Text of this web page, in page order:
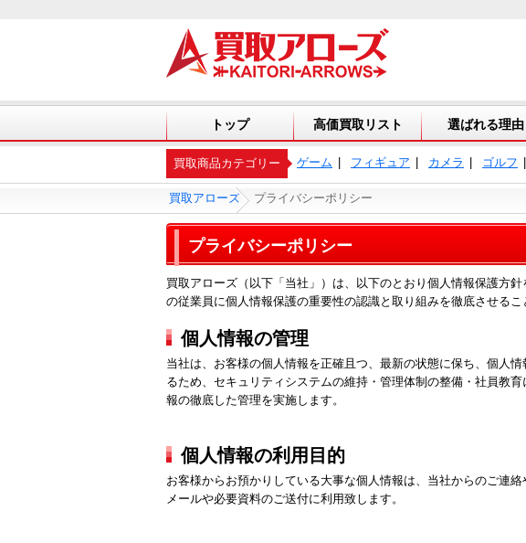
トップ 高価買取リスト 選ばれる理由
買取商品カテゴリー ゲーム フィギュア カメラ ゴルフ
買取アローズ プライバシーポリシー
プライバシーポリシー
買取アローズ（以下「当社」）は、以下のとおり個人情報保護方
の従業員に個人情報保護の重要性の認識と取り組みを徹底させるこ
個人情報の管理
当社は、お客様の個人情報を正確且つ、最新の状態に保ち、個人
るため、セキュリティシステムの維持・管理体制の整備・社員教
報の徹底した管理を実施します。
個人情報の利用目的
お客様からお預かりしている大事な個人情報は、当社からのご連
メールや必要資料のご送付に利用致します。